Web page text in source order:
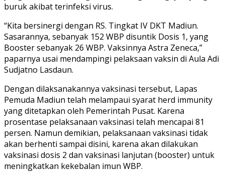
buruk akibat terinfeksi virus.
“Kita bersinergi dengan RS. Tingkat IV DKT Madiun.
Sasarannya, sebanyak 152 WBP disuntik Dosis 1, yang
Booster sebanyak 26 WBP. Vaksinnya Astra Zeneca,”
paparnya usai mendampingi pelaksaan vaksin di Aula Adi
Sudjatno Lasdaun.
Dengan dilaksanakannya vaksinasi tersebut, Lapas
Pemuda Madiun telah melampaui syarat herd immunity
yang ditetapkan oleh Pemerintah Pusat. Karena
prosentase pelaksanaan vaksinasi telah mencapai 81
persen. Namun demikian, pelaksanaan vaksinasi tidak
akan berhenti sampai disini, karena akan dilakukan
vaksinasi dosis 2 dan vaksinasi lanjutan (booster) untuk
meningkatkan kekebalan imun WBP.